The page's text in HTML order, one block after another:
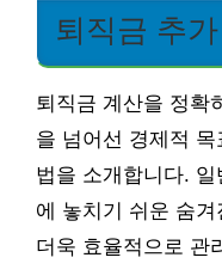
퇴직금 추
퇴직금 계산을 정확
을 넘어선 경제적
법을 소개합니다.
에 놓치기 쉬운 숨
더욱 효율적으로 관